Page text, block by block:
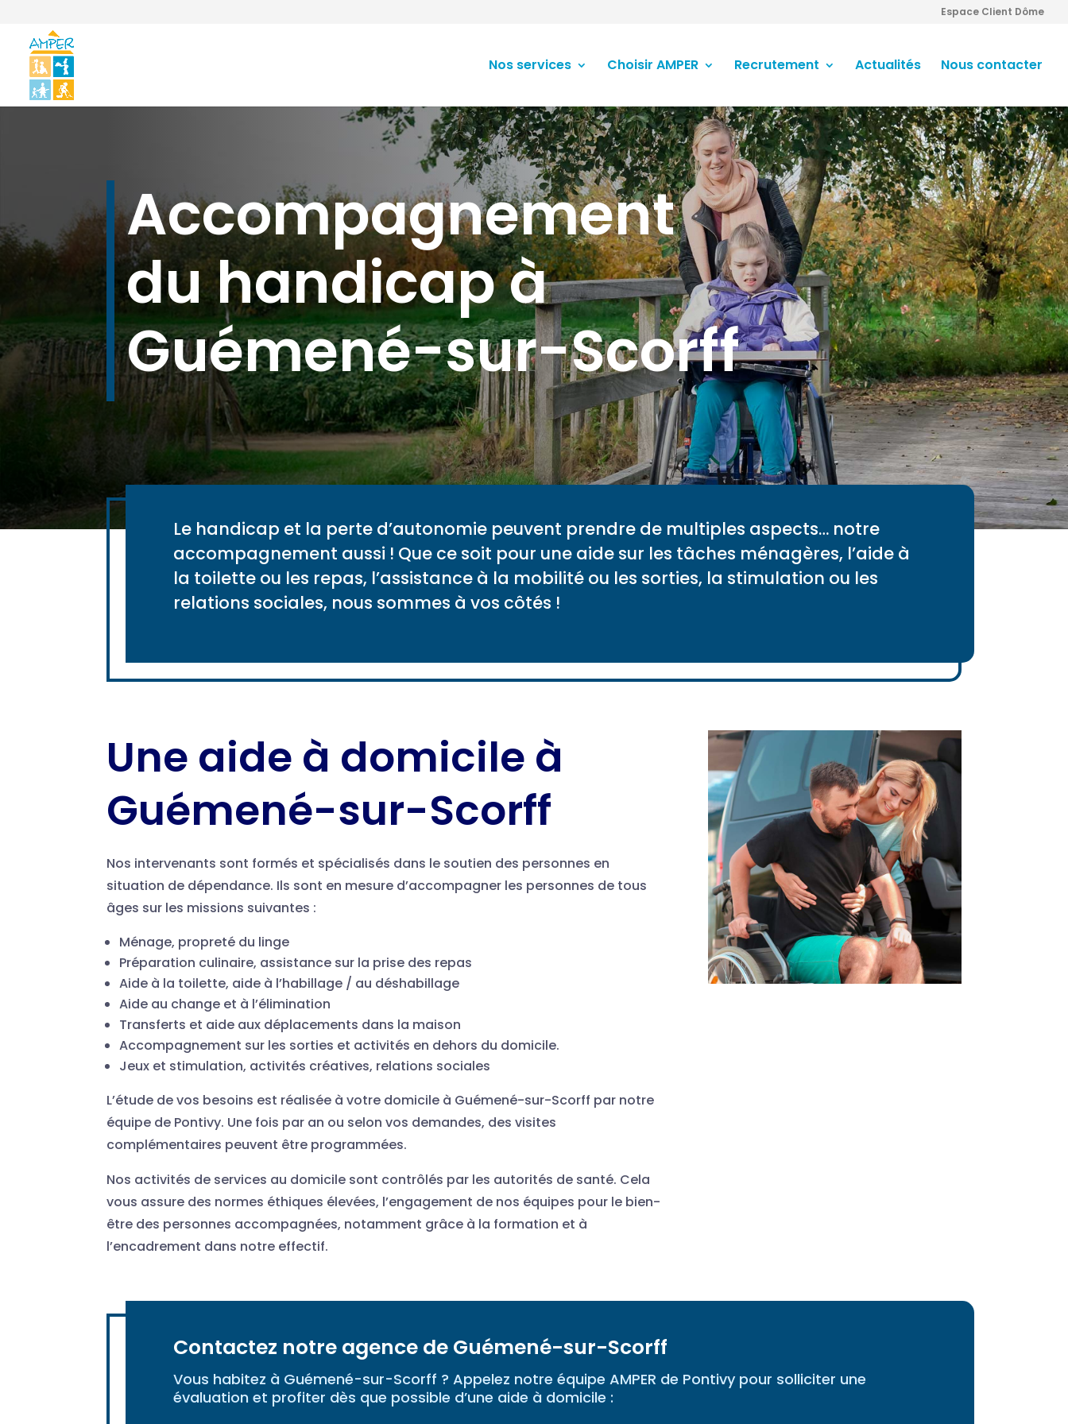
Espace Client Dôme
Nos services Choisir AMPER Recrutement Actualités Nous contacter
Accompagnement
du handicap à
Guémené-sur-Scorff
Le handicap et la perte d’autonomie peuvent prendre de multiples aspects… notre
accompagnement aussi ! Que ce soit pour une aide sur les tâches ménagères, l’aide à
la toilette ou les repas, l’assistance à la mobilité ou les sorties, la stimulation ou les
relations sociales, nous sommes à vos côtés !
Une aide à domicile à
Guémené-sur-Scorff
Nos intervenants sont formés et spécialisés dans le soutien des personnes en
situation de dépendance. Ils sont en mesure d’accompagner les personnes de tous
âges sur les missions suivantes :
Ménage, propreté du linge
Préparation culinaire, assistance sur la prise des repas
Aide à la toilette, aide à l’habillage / au déshabillage
Aide au change et à l’élimination
Transferts et aide aux déplacements dans la maison
Accompagnement sur les sorties et activités en dehors du domicile.
Jeux et stimulation, activités créatives, relations sociales
L’étude de vos besoins est réalisée à votre domicile à Guémené-sur-Scorff par notre
équipe de Pontivy. Une fois par an ou selon vos demandes, des visites
complémentaires peuvent être programmées.
Nos activités de services au domicile sont contrôlés par les autorités de santé. Cela
vous assure des normes éthiques élevées, l’engagement de nos équipes pour le bien-
être des personnes accompagnées, notamment grâce à la formation et à
l’encadrement dans notre effectif.
Contactez notre agence de Guémené-sur-Scorff
Vous habitez à Guémené-sur-Scorff ? Appelez notre équipe AMPER de Pontivy pour solliciter une
évaluation et profiter dès que possible d’une aide à domicile :